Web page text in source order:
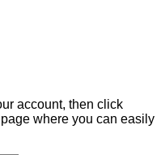
account, then click
where you can easily